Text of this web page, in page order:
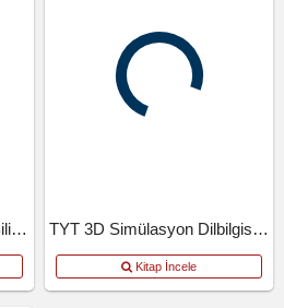
TYT 3D Simülasyon Fen Bilimleri Denemeleri TYT 3D Simülasyon Dilbilgisi Denemeleri
Kitap İncele